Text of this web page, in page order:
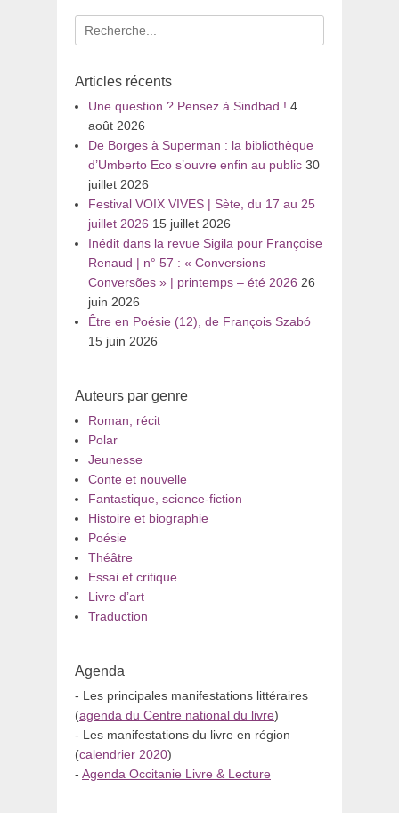
Recherche
pour
Articles récents
Une question ? Pensez à Sindbad ! 4
août 2026
De Borges à Superman : la bibliothèque
d’Umberto Eco s’ouvre enfin au public 30
juillet 2026
Festival VOIX VIVES | Sète, du 17 au 25
juillet 2026 15 juillet 2026
Inédit dans la revue Sigila pour Françoise
Renaud | n° 57 : « Conversions –
Conversões » | printemps – été 2026 26
juin 2026
Être en Poésie (12), de François Szabó
15 juin 2026
Auteurs par genre
Roman, récit
Polar
Jeunesse
Conte et nouvelle
Fantastique, science-fiction
Histoire et biographie
Poésie
Théâtre
Essai et critique
Livre d’art
Traduction
Agenda
- Les principales manifestations littéraires
(agenda du Centre national du livre)
- Les manifestations du livre en région
(calendrier 2020)
- Agenda Occitanie Livre & Lecture